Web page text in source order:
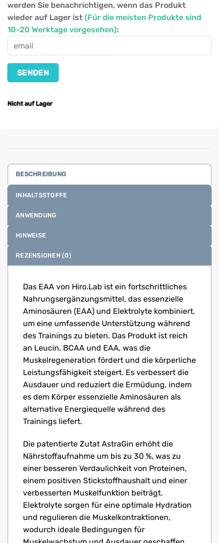
werden Sie benachrichtigen, wenn das Produkt
wieder auf Lager ist (Für die meisten Produkte sind
10-20 Werktage vorgesehen):
Nicht auf Lager
BESCHREIBUNG
INHALTSSTOFFE
ANWENDUNG
HINWEISE
REZENSIONEN (0)
Das EAA von Hiro.Lab ist ein fortschrittliches
Nahrungsergänzungsmittel, das essenzielle
Aminosäuren (EAA) und Elektrolyte kombiniert,
um eine umfassende Unterstützung während
des Trainings zu bieten. Das Produkt ist reich
an Leucin, BCAA und EAA, was die
Muskelregeneration fördert und die körperliche
Leistungsfähigkeit steigert. Es verbessert die
Ausdauer und reduziert die Ermüdung, indem
es dem Körper essenzielle Aminosäuren als
alternative Energiequelle während des
Trainings liefert.
Die patentierte Zutat AstraGin erhöht die
Nährstoffaufnahme um bis zu 30 %, was zu
einer besseren Verdaulichkeit von Proteinen,
einem positiven Stickstoffhaushalt und einer
verbesserten Muskelfunktion beiträgt.
Elektrolyte sorgen für eine optimale Hydration
und regulieren die Muskelkontraktionen,
wodurch ideale Bedingungen für